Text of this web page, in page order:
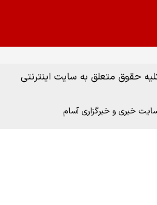
حقوق متعلق به سایت اینترنتی
خبری و خبرگزاری آسام